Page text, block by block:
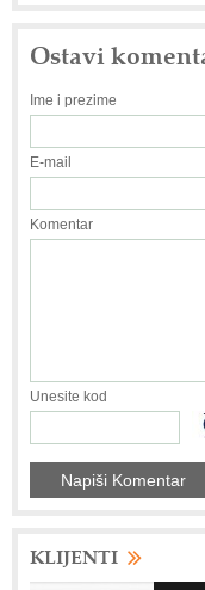
Ostavi
Ime i prezime
E-mail
Komentar
Unesite kod
KLIJENTI